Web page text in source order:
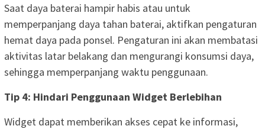
Saat daya baterai hampir habis atau untuk
memperpanjang daya tahan baterai, aktifkan pengaturan
hemat daya pada ponsel. Pengaturan ini akan membatasi
aktivitas latar belakang dan mengurangi konsumsi daya,
sehingga memperpanjang waktu penggunaan.
Tip 4: Hindari Penggunaan Widget Berlebihan
Widget dapat memberikan akses cepat ke informasi,